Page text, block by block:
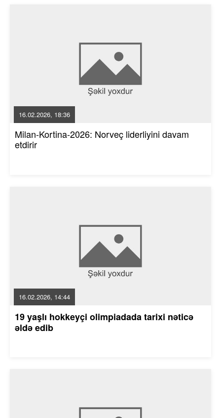
16.02.2026, 18:36
Milan-Kortina-2026: Norveç liderliyini davam
etdirir
16.02.2026, 14:44
19 yaşlı hokkeyçi olimpiadada tarixi nəticə
əldə edib